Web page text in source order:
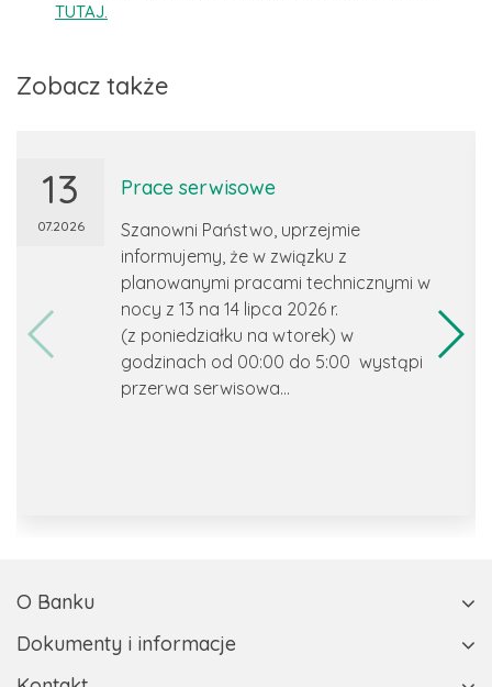
TUTAJ.
Zobacz także
13
07.2026
Prace serwisowe
Szanowni Państwo, uprzejmie
informujemy, że w związku z
planowanymi pracami technicznymi w
nocy z 13 na 14 lipca 2026 r.
(z poniedziałku na wtorek) w
godzinach od 00:00 do 5:00 wystąpi
przerwa serwisowa...
O Banku
Dokumenty i informacje